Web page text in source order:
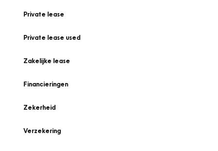
Private lease
Private lease used
Zakelijke lease
Financieringen
Zekerheid
Verzekering